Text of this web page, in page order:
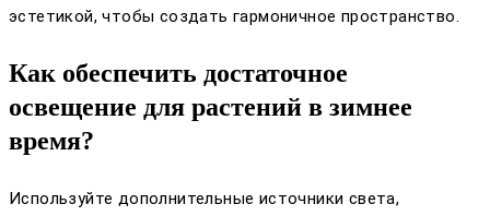
эстетикой, чтобы создать гармоничное пространство.
Как обеспечить достаточное
освещение для растений в зимнее
время?
Используйте дополнительные источники света,